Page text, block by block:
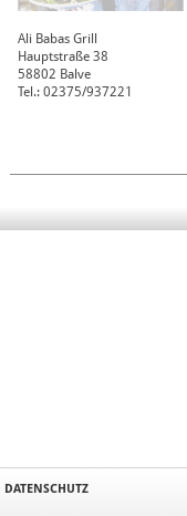
Ali Babas Grill
Hauptstraße 38
58802 Balve
Tel.: 02375/937221
DATENSCHUTZ